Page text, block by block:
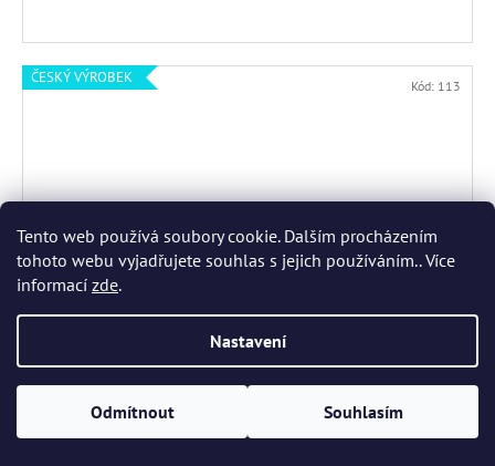
Tento web používá soubory cookie. Dalším procházením
tohoto webu vyjadřujete souhlas s jejich používáním.. Více
informací zde.
Nastavení
Odmítnout Souhlasím
ČESKÝ VÝROBEK Kód: 113